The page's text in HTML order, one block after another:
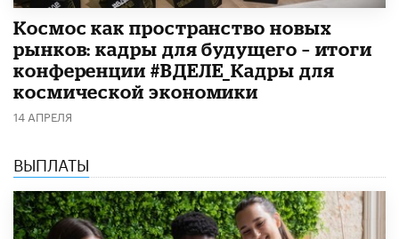
Космос как пространство новых
рынков: кадры для будущего – итоги
конференции #ВДЕЛЕ_Кадры для
космической экономики
14 АПРЕЛЯ
ВЫПЛАТЫ